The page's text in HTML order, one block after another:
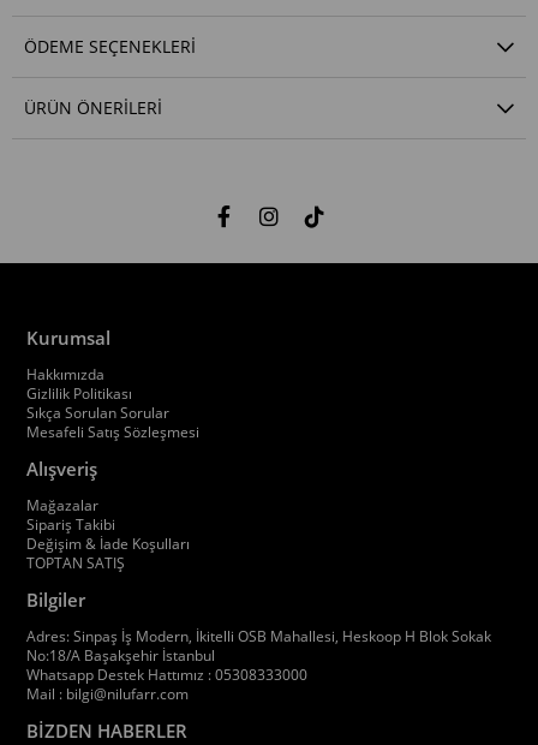
ÖDEME SEÇENEKLERI
ÜRÜN ÖNERILERI
Kurumsal
Hakkımızda
Gizlilik Politikası
Sıkça Sorulan Sorular
Mesafeli Satış Sözleşmesi
Alışveriş
Mağazalar
Sipariş Takibi
Değişim & İade Koşulları
TOPTAN SATIŞ
Bilgiler
Adres: Sinpaş İş Modern, İkitelli OSB Mahallesi, Heskoop H Blok Sokak
No:18/A Başakşehir İstanbul
Whatsapp Destek Hattımız : 05308333000
Mail : bilgi@nilufarr.com
BİZDEN HABERLER